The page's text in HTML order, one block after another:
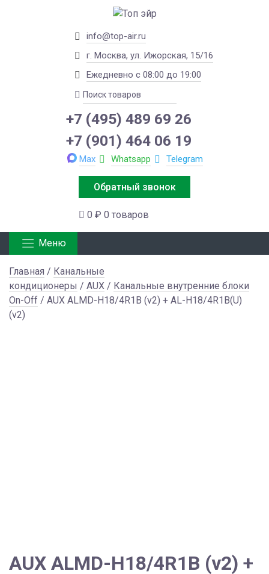
info@top-air.ru
г. Москва, ул. Ижорская, 15/16
Ежедневно с 08:00 до 19:00
+7 (495) 489 69 26
+7 (901) 464 06 19
Max Whatsapp Telegram
Обратный звонок
0 ₽ 0 товаров
Меню
Главная / Канальные
кондиционеры / AUX / Канальные внутренние блоки
On-Off / AUX ALMD-H18/4R1B (v2) + AL-H18/4R1B(U)
(v2)
AUX ALMD-H18/4R1B (v2) +